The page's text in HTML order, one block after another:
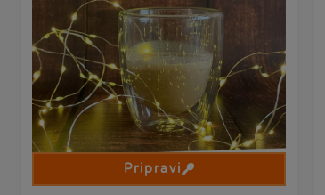
Pripravi